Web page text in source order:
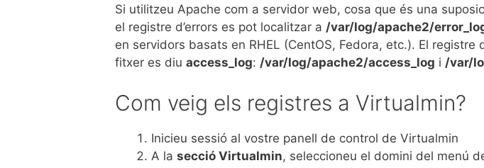
Si utilitzeu Apache com a servidor web, cosa que és una
el registre d’errors es pot localitzar a /var/log/apache2/
en servidors basats en RHEL (CentOS, Fedora, etc.). El registre
fitxer es diu access_log: /var/log/apache2/access_log i /var/
Com veig els registres a Virtualmin?
Inicieu sessió al vostre panell de control de Virtualmin
A la secció Virtualmin, seleccioneu el domini del menú